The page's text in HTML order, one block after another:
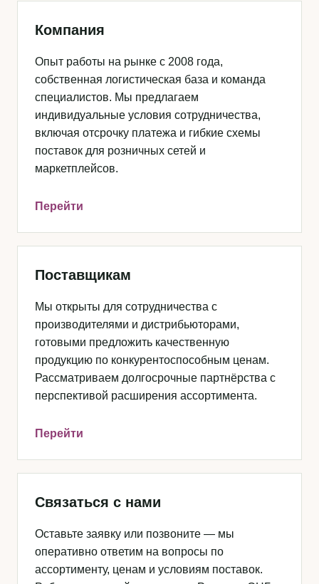
Компания
Опыт работы на рынке с 2008 года,
собственная логистическая база и команда
специалистов. Мы предлагаем
индивидуальные условия сотрудничества,
включая отсрочку платежа и гибкие схемы
поставок для розничных сетей и
маркетплейсов.
Перейти
Поставщикам
Мы открыты для сотрудничества с
производителями и дистрибьюторами,
готовыми предложить качественную
продукцию по конкурентоспособным ценам.
Рассматриваем долгосрочные партнёрства с
перспективой расширения ассортимента.
Перейти
Связаться с нами
Оставьте заявку или позвоните — мы
оперативно ответим на вопросы по
ассортименту, ценам и условиям поставок.